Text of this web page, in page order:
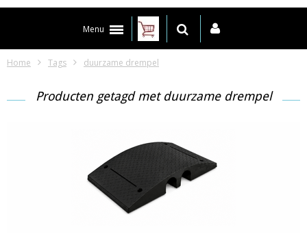
Menu
Home Tags duurzame drempel
Producten getagd met duurzame drempel